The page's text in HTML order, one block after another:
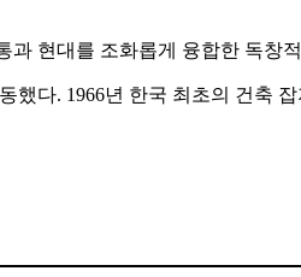
현대를 조화롭게 융합한 독창
다. 1966년 한국 최초의 건축